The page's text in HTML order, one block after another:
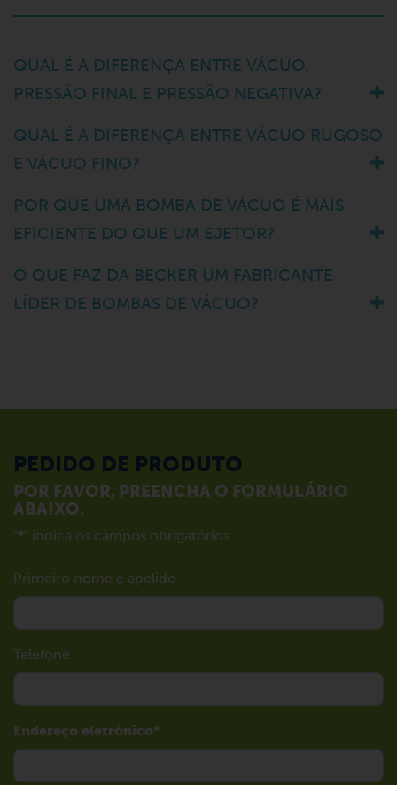
QUAL É A DIFERENÇA ENTRE VÁCUO,
PRESSÃO FINAL E PRESSÃO NEGATIVA?
QUAL É A DIFERENÇA ENTRE VÁCUO RUGOSO
E VÁCUO FINO?
POR QUE UMA BOMBA DE VÁCUO É MAIS
EFICIENTE DO QUE UM EJETOR?
O QUE FAZ DA BECKER UM FABRICANTE
LÍDER DE BOMBAS DE VÁCUO?
PEDIDO DE PRODUTO
POR FAVOR, PREENCHA O FORMULÁRIO
ABAIXO.
"*" indica os campos obrigatórios
Primeiro nome e apelido
Telefone
Endereço eletrónico